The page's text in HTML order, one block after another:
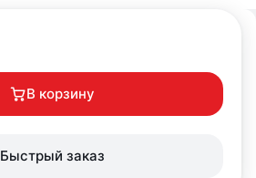
В корзину
Быстрый заказ